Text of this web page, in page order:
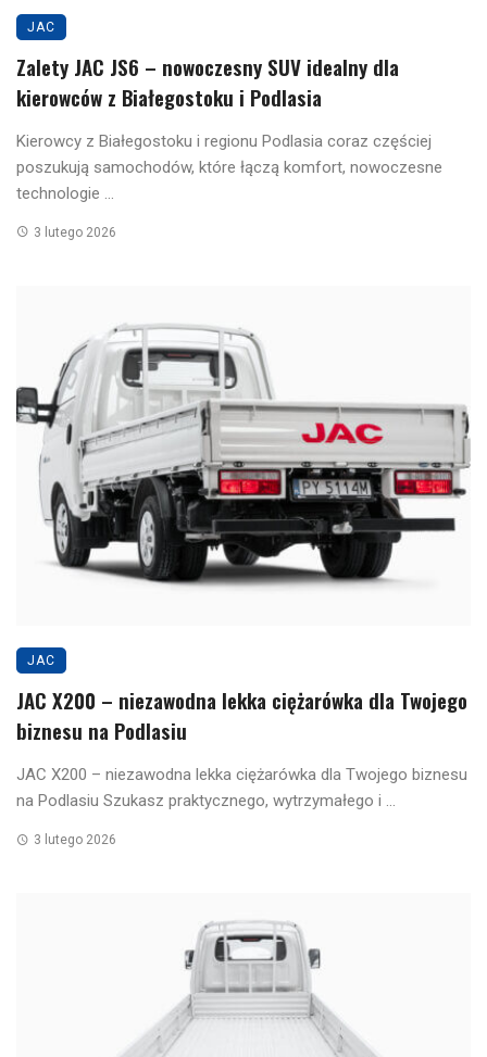
JAC
Zalety JAC JS6 – nowoczesny SUV idealny dla
kierowców z Białegostoku i Podlasia
Kierowcy z Białegostoku i regionu Podlasia coraz częściej
poszukują samochodów, które łączą komfort, nowoczesne
technologie ...
3 lutego 2026
JAC
JAC X200 – niezawodna lekka ciężarówka dla Twojego
biznesu na Podlasiu
JAC X200 – niezawodna lekka ciężarówka dla Twojego biznesu
na Podlasiu Szukasz praktycznego, wytrzymałego i ...
3 lutego 2026